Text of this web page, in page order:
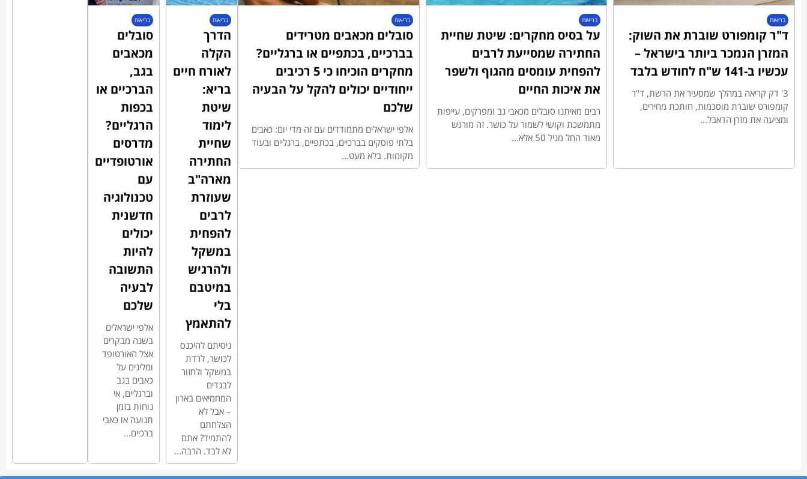
בריאות
ד"ר קומפורט שוברת את השוק:
המזרן הנמכר ביותר בישראל –
עכשיו ב-141 ש"ח לחודש בלבד
3' דק קריאה במהלך שמסעיר את הרשת, ד"ר
קומפורט שוברת מוסכמות, חותכת מחירים,
ומציעה את מזרן הדאבל...
בריאות
על בסיס מחקרים: שיטת שחיית
החתירה שמסייעת לרבים
להפחית עומסים מהגוף ולשפר
את איכות החיים
רבים מאיתנו סובלים מכאבי גב ומפרקים, עייפות
מתמשכת וקושי לשמור על כושר. זה מורגש
מאוד החל מגיל 50 אלא...
בריאות
סובלים מכאבים מטרידים
בברכיים, בכתפיים או ברגליים?
מחקרים הוכיחו כי 5 רכיבים
ייחודיים יכולים להקל על הבעיה
שלכם
אלפי ישראלים מתמודדים עם זה מדי יום: כאבים
בלתי פוסקים בברכיים, בכתפיים, ברגליים ובעוד
מקומות. בלא מעט...
בריאות
הדרך
הקלה
לאורח חיים
בריא:
שיטת
לימוד
שחיית
החתירה
מארה"ב
שעוזרת
לרבים
להפחית
במשקל
ולהרגיש
במיטבם
בלי
להתאמץ
ניסיתם להיכנס
לכושר, לרדת
במשקל ולחזור
לבגדים
המחמיאים בארון
– אבל לא
הצלחתם
להתמיד? אתם
לא לבד. הרבה...
בריאות
סובלים
מכאבים
בגב,
הברכיים או
בכפות
הרגליים?
מדרסים
אורטופדיים
עם
טכנולוגיה
חדשנית
יכולים
להיות
התשובה
לבעיה
שלכם
אלפי ישראלים
בשנה מבקרים
אצל האורטופד
ומלינים על
כאבים בגב
וברגליים, אי
נוחות בזמן
תנועה או כאבי
ברכיים...